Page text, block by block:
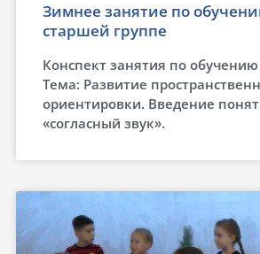
Зимнее занятие по
старшей группе
Конспект занятия по
Тема: Развитие
ориентировки. Введение
«согласный звук».